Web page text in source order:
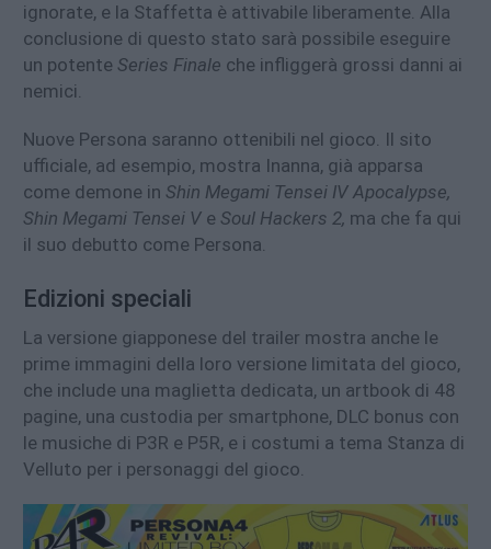
ignorate, e la Staffetta è attivabile liberamente. Alla
conclusione di questo stato sarà possibile eseguire
un potente Series Finale che infliggerà grossi danni ai
nemici.
Nuove Persona saranno ottenibili nel gioco. Il sito
ufficiale, ad esempio, mostra Inanna, già apparsa
come demone in Shin Megami Tensei IV Apocalypse,
Shin Megami Tensei V e Soul Hackers 2, ma che fa qui
il suo debutto come Persona.
Edizioni speciali
La versione giapponese del trailer mostra anche le
prime immagini della loro versione limitata del gioco,
che include una maglietta dedicata, un artbook di 48
pagine, una custodia per smartphone, DLC bonus con
le musiche di P3R e P5R, e i costumi a tema Stanza di
Velluto per i personaggi del gioco.